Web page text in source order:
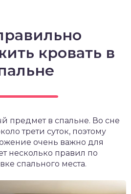
кровать в
предмет в спальне. Во сне
трети суток, поэтому
очень важно для
несколько правил по
спального места.